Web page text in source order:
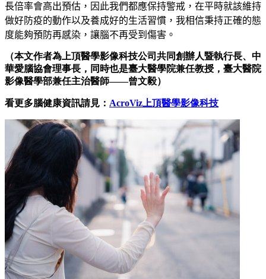
長倍率會高出預估，因此我們都應保持警戒，在平時就該維持
做好防疫的動作以及養成好的生活習慣，我相信秉持正確的態
度能夠預防再感染，讓腦不再受到傷害。
（本文作者為上頂醫學影像科技公司共同創辦人暨執行長、中
華愛腦協會理事長，同時也是臺大醫學院兼任教授，臺大醫院
影像醫學部兼任主治醫師——曾文毅）
看更多腦健康資訊請見 ： AcroViz上頂醫學影像科技